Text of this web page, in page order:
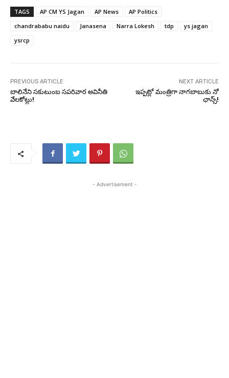
TAGS AP CM YS Jagan AP News
AP Politics
chandrababu naidu
Janasena Narra Lokesh tdp
ys jagan
ysrcp
PREVIOUS ARTICLE
బాలినేని సకుటుంబ సపరివార అవినీతి
వేలకోట్లు!
NEXT ARTICLE
ఇప్పట్లో మంత్రిగా నాగబాబుకు నో
ఛాన్స్!
- Advertisement -